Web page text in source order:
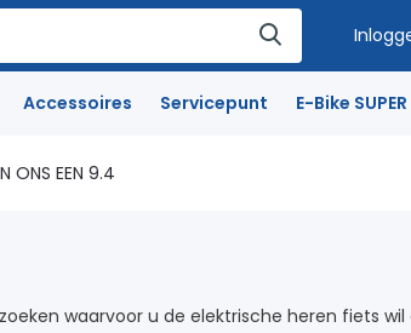
Accessoires Servicepunt E-Bike SUPER
ONS EEN 9.4
waarvoor u de elektrische heren fiets wil